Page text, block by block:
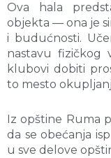
Ova hala
objekta — ona je
i budućnosti.
nastavu fizičkog
klubovi dobiti
to mesto
Iz opštine Ruma
da se obećanja
u sve delove